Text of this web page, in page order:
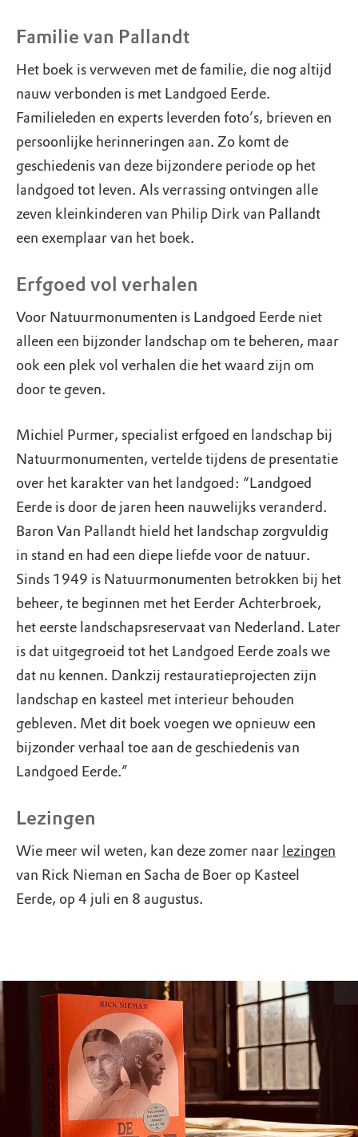
Familie van Pallandt
Het boek is verweven met de familie, die nog altijd
nauw verbonden is met Landgoed Eerde.
Familieleden en experts leverden foto’s, brieven en
persoonlijke herinneringen aan. Zo komt de
geschiedenis van deze bijzondere periode op het
landgoed tot leven. Als verrassing ontvingen alle
zeven kleinkinderen van Philip Dirk van Pallandt
een exemplaar van het boek.
Erfgoed vol verhalen
Voor Natuurmonumenten is Landgoed Eerde niet
alleen een bijzonder landschap om te beheren, maar
ook een plek vol verhalen die het waard zijn om
door te geven.
Michiel Purmer, specialist erfgoed en landschap bij
Natuurmonumenten, vertelde tijdens de presentatie
over het karakter van het landgoed: “Landgoed
Eerde is door de jaren heen nauwelijks veranderd.
Baron Van Pallandt hield het landschap zorgvuldig
in stand en had een diepe liefde voor de natuur.
Sinds 1949 is Natuurmonumenten betrokken bij het
beheer, te beginnen met het Eerder Achterbroek,
het eerste landschapsreservaat van Nederland. Later
is dat uitgegroeid tot het Landgoed Eerde zoals we
dat nu kennen. Dankzij restauratieprojecten zijn
landschap en kasteel met interieur behouden
gebleven. Met dit boek voegen we opnieuw een
bijzonder verhaal toe aan de geschiedenis van
Landgoed Eerde.”
Lezingen
Wie meer wil weten, kan deze zomer naar lezingen
van Rick Nieman en Sacha de Boer op Kasteel
Eerde, op 4 juli en 8 augustus.